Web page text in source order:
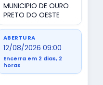
MUNICIPIO DE OURO
PRETO DO OESTE
ABERTURA
12/08/2026 09:00
Encerra em 2 dias, 2
horas